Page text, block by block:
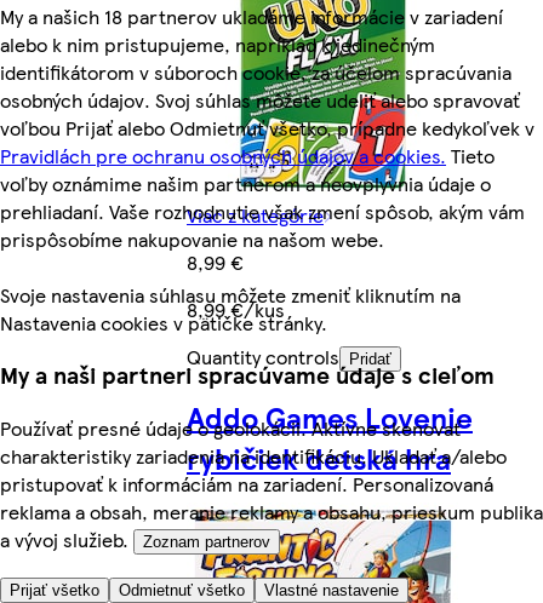
My a našich 18 partnerov ukladáme informácie v zariadení
alebo k nim pristupujeme, napríklad k jedinečným
identifikátorom v súboroch cookie, za účelom spracúvania
osobných údajov. Svoj súhlas môžete udeliť alebo spravovať
voľbou Prijať alebo Odmietnuť všetko, prípadne kedykoľvek v
Pravidlách pre ochranu osobných údajov a cookies. Tieto
voľby oznámime našim partnerom a neovplyvnia údaje o
prehliadaní. Vaše rozhodnutie však zmení spôsob, akým vám
prispôsobíme nakupovanie na našom webe.
Svoje nastavenia súhlasu môžete zmeniť kliknutím na
Nastavenia cookies v pätičke stránky.
My a naši partneri spracúvame údaje s cieľom
Používať presné údaje o geolokácii. Aktívne skenovať
charakteristiky zariadenia na identifikáciu. Ukladať a/alebo
pristupovať k informáciám na zariadení. Personalizovaná
reklama a obsah, meranie reklamy a obsahu, prieskum publika
a vývoj služieb.
Zoznam partnerov
Prijať všetko Odmietnuť všetko Vlastné nastavenie
Viac z kategórie
8,99 €
8,99 €/kus
Quantity controls
Pridať
Addo Games Lovenie
rybičiek detská hra